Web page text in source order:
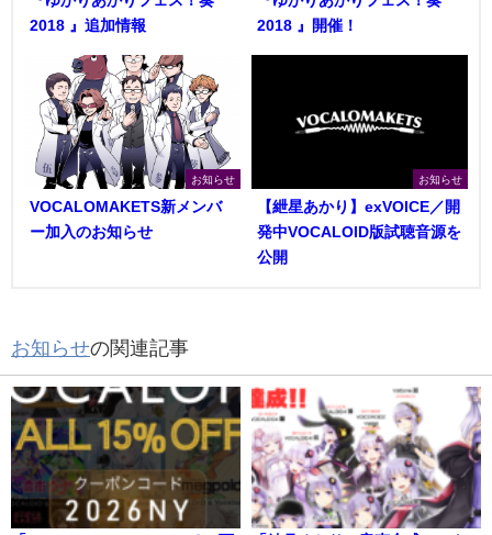
2018 』追加情報
2018 』開催！
お知らせ
VOCALOMAKETS新メンバ
ー加入のお知らせ
お知らせ
【紲星あかり】exVOICE／開
発中VOCALOID版試聴音源を
公開
お知らせの関連記事